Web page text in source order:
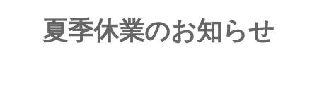
夏季休業のお知らせ